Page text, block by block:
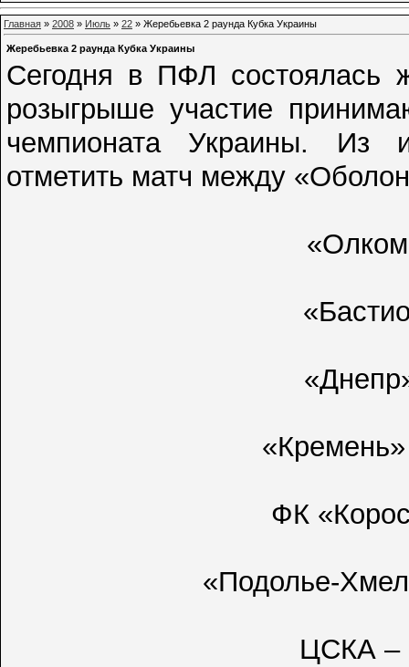
Главная » 2008 » Июль » 22 » Жеребьевка 2 раунда Кубка Украины
Жеребьевка 2 раунда Кубка Украины
Сегодня в ПФЛ состоялась
розыгрыше участие
чемпионата Украины. Из
отметить матч между
ФК
«Подолье-
ЦСКА –